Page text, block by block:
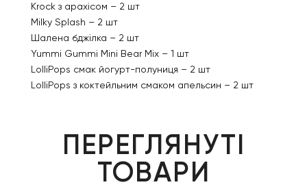
Krock з арахісом – 2 шт
Milky Splash – 2 шт
Шалена бджілка – 2 шт
Yummi Gummi Mini Bear Mix – 1 шт
LolliPops смак йогурт-полуниця – 2 шт
LolliPops з коктейльним смаком апельсин – 2 шт
ПЕРЕГЛЯНУТІ
ТОВАРИ